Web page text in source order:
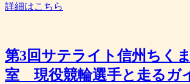
詳細はこちら
第3回サテライト信州ちく
室 現役競輪選手と走るガ